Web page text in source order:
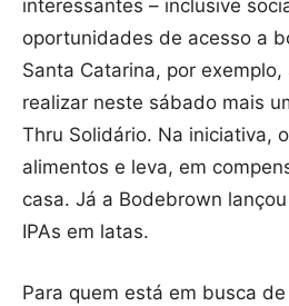
interessantes – inclusive
oportunidades de acesso a
Santa Catarina, por exemplo,
realizar neste sábado mais
Thru Solidário. Na iniciativa,
alimentos e leva, em
casa. Já a Bodebrown
IPAs em latas.
Para quem está em busca